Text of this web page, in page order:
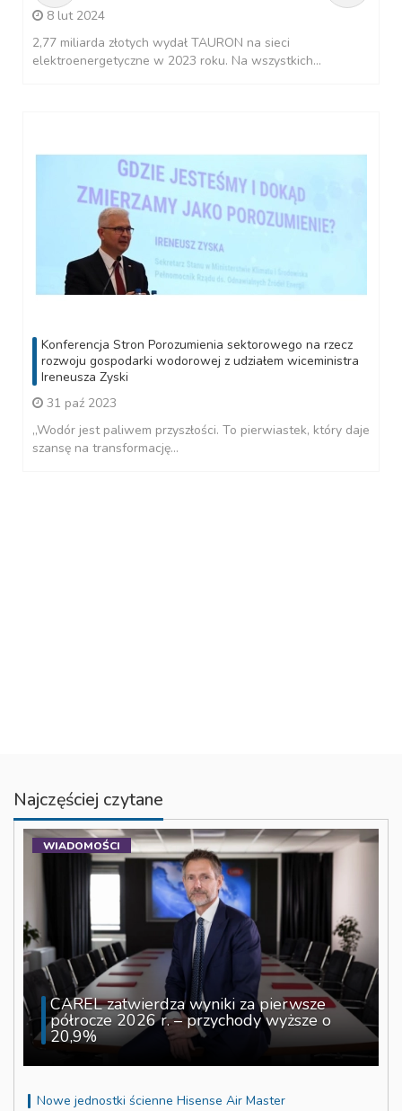
8 lut 2024
2,77 miliarda złotych wydał TAURON na sieci
elektroenergetyczne w 2023 roku. Na wszystkich...
Konferencja Stron Porozumienia sektorowego na rzecz
rozwoju gospodarki wodorowej z udziałem wiceministra
Ireneusza Zyski
31 paź 2023
„Wodór jest paliwem przyszłości. To pierwiastek, który daje
szansę na transformację...
Najczęściej czytane
CAREL zatwierdza wyniki za pierwsze
półrocze 2026 r. – przychody wyższe o
20,9%
WIADOMOŚCI
Nowe jednostki ścienne Hisense Air Master